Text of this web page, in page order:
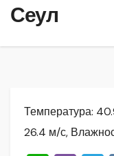
Сеул
Температура:
26.4 м/с,